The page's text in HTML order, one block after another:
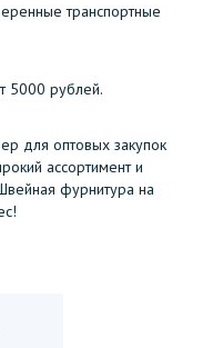
транспортные
5000 рублей.
для оптовых закупок
ассортимент и
фурнитура на